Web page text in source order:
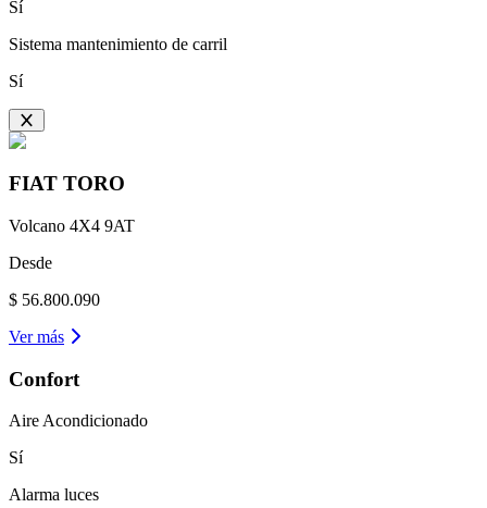
Sí
Sistema mantenimiento de carril
Sí
FIAT TORO
Volcano 4X4 9AT
Desde
$ 56.800.090
Ver más
Confort
Aire Acondicionado
Sí
Alarma luces